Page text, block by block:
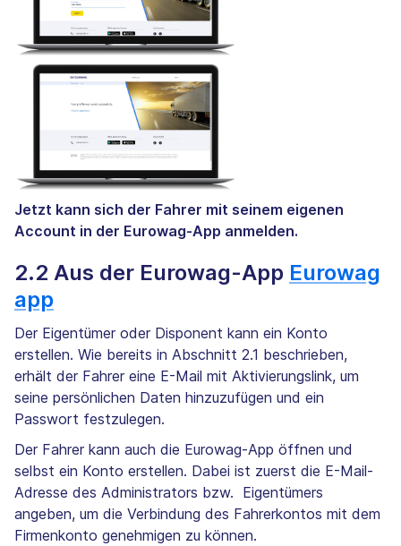
Jetzt kann sich der Fahrer mit seinem eigenen
Account in der Eurowag-App anmelden.
2.2 Aus der Eurowag-App Eurowag
app
Der Eigentümer oder Disponent kann ein Konto
erstellen. Wie bereits in Abschnitt 2.1 beschrieben,
erhält der Fahrer eine E-Mail mit Aktivierungslink, um
seine persönlichen Daten hinzuzufügen und ein
Passwort festzulegen.
Der Fahrer kann auch die Eurowag-App öffnen und
selbst ein Konto erstellen. Dabei ist zuerst die E-Mail-
Adresse des Administrators bzw. Eigentümers
angeben, um die Verbindung des Fahrerkontos mit dem
Firmenkonto genehmigen zu können.